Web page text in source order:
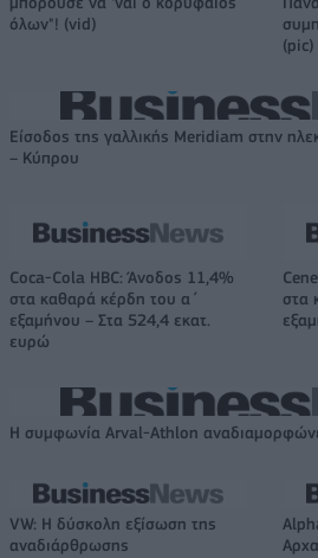
όλων"! (vid)
(pic)
Είσοδος της γαλλικής Meridiam στην
– Κύπρου
Coca-Cola HBC: Άνοδος 11,4%
στα καθαρά κέρδη του α΄
εξαμήνου – Στα 524,4 εκατ.
ευρώ
στα
Η συμφωνία Arval-Athlon
VW: Η δύσκολη εξίσωση της
αναδιάρθρωσης